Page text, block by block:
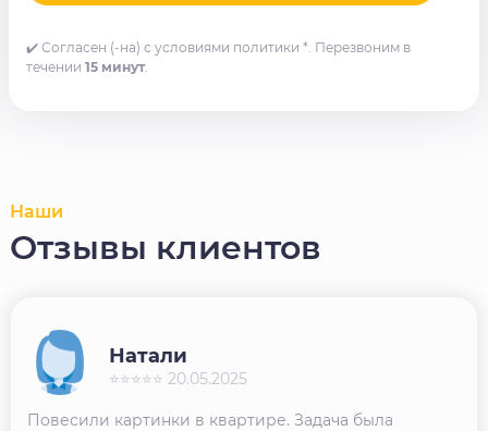
✔️ Согласен (-на) с условиями политики *. Перезвоним в
течении 15 минут.
Наши
Отзывы клиентов
Повесили картинки в квартире. Задача была
Натали
⭐⭐⭐⭐⭐ 20.05.2025